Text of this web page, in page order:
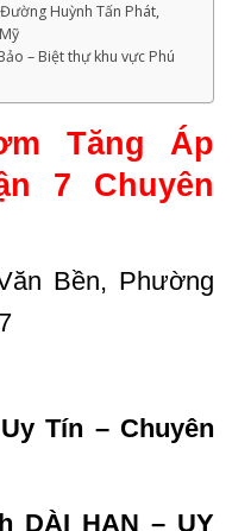
Huỳnh Tấn Phát,
– Biệt thự khu vực Phú
Tăng Áp
7 Chuyên
Bền, Phường
Tín – Chuyên
DÀI HẠN – UY